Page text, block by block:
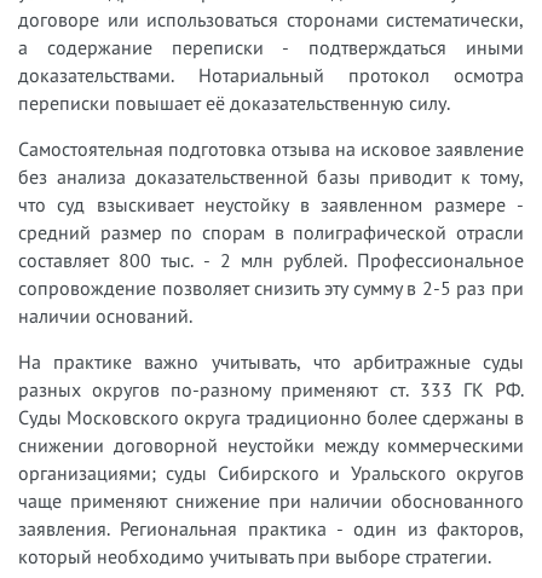
договоре или использоваться сторонами систематически,
а содержание переписки - подтверждаться иными
доказательствами. Нотариальный протокол осмотра
переписки повышает её доказательственную силу.
Самостоятельная подготовка отзыва на исковое заявление
без анализа доказательственной базы приводит к тому,
что суд взыскивает неустойку в заявленном размере -
средний размер по спорам в полиграфической отрасли
составляет 800 тыс. - 2 млн рублей. Профессиональное
сопровождение позволяет снизить эту сумму в 2-5 раз при
наличии оснований.
На практике важно учитывать, что арбитражные суды
разных округов по-разному применяют ст. 333 ГК РФ.
Суды Московского округа традиционно более сдержаны в
снижении договорной неустойки между коммерческими
организациями; суды Сибирского и Уральского округов
чаще применяют снижение при наличии обоснованного
заявления. Региональная практика - один из факторов,
который необходимо учитывать при выборе стратегии.